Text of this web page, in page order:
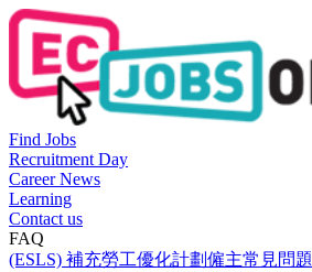
Find Jobs
Recruitment Day
Career News
Learning
Contact us
FAQ
(ESLS) 補充勞工優化計劃僱主常見問題